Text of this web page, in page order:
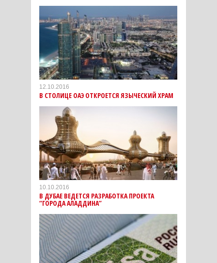
12.10.2016
В СТОЛИЦЕ ОАЭ ОТКРОЕТСЯ ЯЗЫЧЕСКИЙ ХРАМ
10.10.2016
В ДУБАЕ ВЕДЕТСЯ РАЗРАБОТКА ПРОЕКТА
“ГОРОДА АЛАДДИНА”